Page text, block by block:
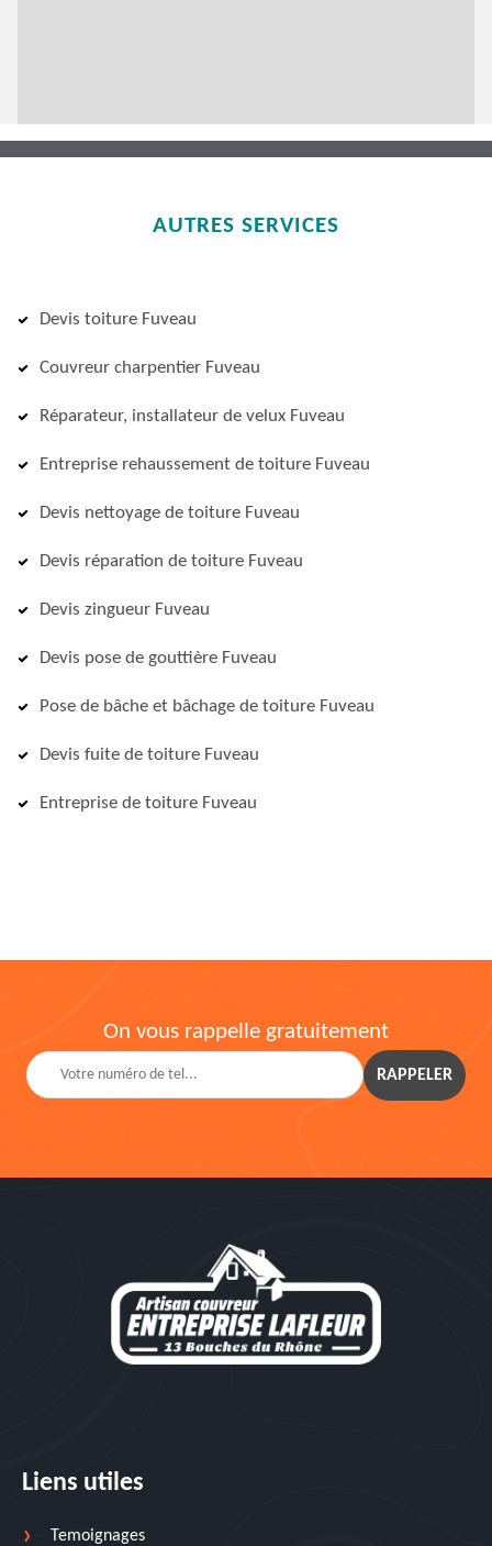
AUTRES SERVICES
Devis toiture Fuveau
Couvreur charpentier Fuveau
Réparateur, installateur de velux Fuveau
Entreprise rehaussement de toiture Fuveau
Devis nettoyage de toiture Fuveau
Devis réparation de toiture Fuveau
Devis zingueur Fuveau
Devis pose de gouttière Fuveau
Pose de bâche et bâchage de toiture Fuveau
Devis fuite de toiture Fuveau
Entreprise de toiture Fuveau
On vous rappelle gratuitement
Liens utiles
Temoignages